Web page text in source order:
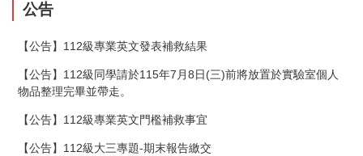
公告
【公告】112級專業英文發表補救結果
【公告】112級同學請於115年7月8日(三)前將放置於實驗室個人
物品整理完畢並帶走。
【公告】112級專業英文門檻補救事宜
【公告】112級大三專題-期末報告繳交